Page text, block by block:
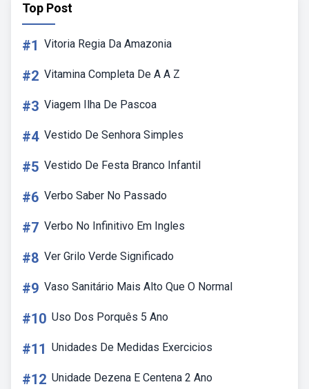
Top Post
#1 Vitoria Regia Da Amazonia
#2 Vitamina Completa De A A Z
#3 Viagem Ilha De Pascoa
#4 Vestido De Senhora Simples
#5 Vestido De Festa Branco Infantil
#6 Verbo Saber No Passado
#7 Verbo No Infinitivo Em Ingles
#8 Ver Grilo Verde Significado
#9 Vaso Sanitário Mais Alto Que O Normal
#10 Uso Dos Porquês 5 Ano
#11 Unidades De Medidas Exercicios
#12 Unidade Dezena E Centena 2 Ano